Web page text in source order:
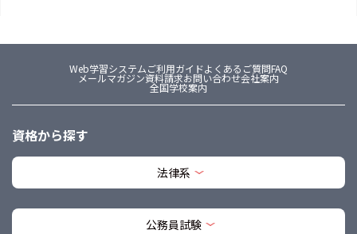
Web学習システムご利用ガイドよくあるご質問FAQ
メールマガジン資料請求お問い合わせ会社案内
全国学校案内
資格から探す
法律系
公務員試験